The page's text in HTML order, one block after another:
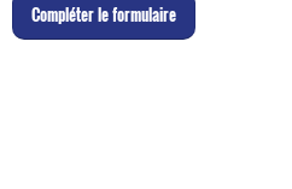
Compléter le formulaire